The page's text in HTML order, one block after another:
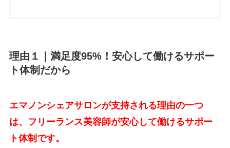
理由１｜満足度95%！安心して働けるサポー
ト体制だから
エマノンシェアサロンが支持される理由の一つ
は、フリーランス美容師が安心して働けるサポー
ト体制です。